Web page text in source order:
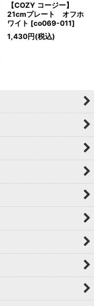
【COZY コージー】
21cmプレート オフホ
ワイト [co069-011]
1,430円(税込)